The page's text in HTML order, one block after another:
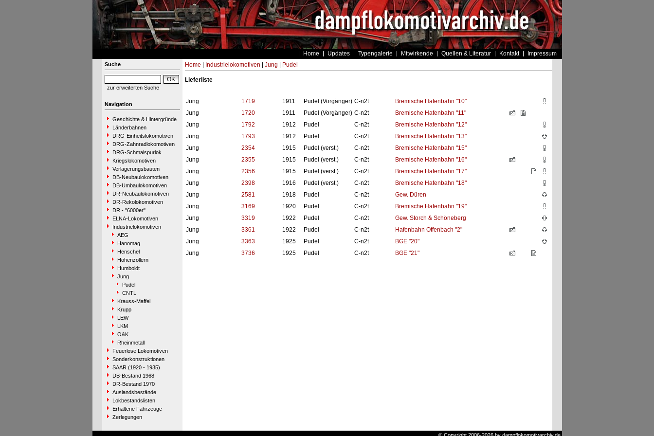
Home Updates Typengalerie Mitwirkende Quellen & Literatur Kontakt Impressum
Suche
zur erweiterten Suche
Navigation
Geschichte & Hintergründe
Länderbahnen
DRG-Einheitslokomotiven
DRG-Zahnradlokomotiven
DRG-Schmalspurlok.
Kriegslokomotiven
Verlagerungsbauten
DB-Neubaulokomotiven
DB-Umbaulokomotiven
DR-Neubaulokomotiven
DR-Rekolokomotiven
DR - "6000er"
ELNA-Lokomotiven
Industrielokomotiven
AEG
Hanomag
Henschel
Hohenzollern
Humboldt
Jung
Pudel
CNTL
Krauss-Maffei
Krupp
LEW
LKM
O&K
Rheinmetall
Feuerlose Lokomotiven
Sonderkonstruktionen
SAAR (1920 - 1935)
DB-Bestand 1968
DR-Bestand 1970
Auslandsbestände
Lokbestandslisten
Erhaltene Fahrzeuge
Zerlegungen
Home Industrielokomotiven Jung Pudel
Lieferliste
Jung 1719 1911 Pudel (Vorgänger) C-n2t
Bremische Hafenbahn "10"
Jung
1720 1911 Pudel (Vorgänger) C-n2t
Bremische Hafenbahn "11"
Jung
1792 1912 Pudel C-n2t
Bremische Hafenbahn "12"
Jung
1793 1912 Pudel C-n2t
Bremische Hafenbahn "13"
Jung
2354 1915 Pudel (verst.) C-n2t
Bremische Hafenbahn "15"
Jung
2355 1915 Pudel (verst.) C-n2t
Bremische Hafenbahn "16"
Jung
2356 1915 Pudel (verst.) C-n2t
Bremische Hafenbahn "17"
Jung
2398 1916 Pudel (verst.) C-n2t
Bremische Hafenbahn "18"
Jung
2581 1918 Pudel C-n2t
Gew. Düren
Jung
3169 1920 Pudel C-n2t
Bremische Hafenbahn "19"
Jung
3319 1922 Pudel C-n2t
Gew. Storch & Schöneberg
Jung
3361 1922 Pudel C-n2t
Hafenbahn Offenbach "2"
Jung
3363 1925 Pudel C-n2t
BGE "20"
Jung
3736 1925 Pudel C-n2t BGE "21"